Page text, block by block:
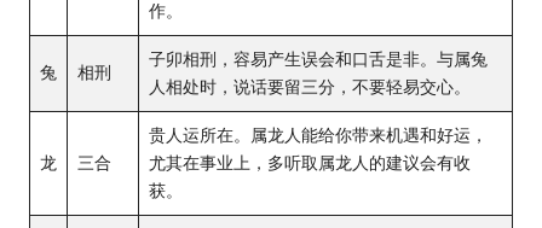
作。
兔 相刑
子卯相刑，容易产生误会和口舌是非。与属兔
人相处时，说话要留三分，不要轻易交心。
龙 三合
贵人运所在。属龙人能给你带来机遇和好运，
尤其在事业上，多听取属龙人的建议会有收
获。